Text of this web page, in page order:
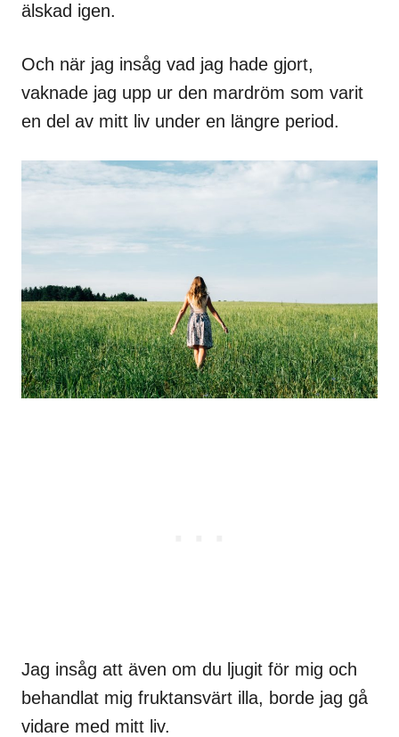
älskad igen.
Och när jag insåg vad jag hade gjort,
vaknade jag upp ur den mardröm som varit
en del av mitt liv under en längre period.
Jag insåg att även om du ljugit för mig och
behandlat mig fruktansvärt illa, borde jag gå
vidare med mitt liv.